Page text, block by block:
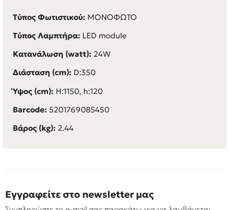
Τύπος Φωτιστικού: ΜΟΝΟΦΩΤΟ
Τύπος Λαμπτήρα: LED module
Κατανάλωση (watt): 24W
Διάσταση (cm): D:350
Ύψος (cm): H:1150, h:120
Barcode: 5201769085450
Βάρος (kg): 2.44
Εγγραφείτε στο newsletter μας